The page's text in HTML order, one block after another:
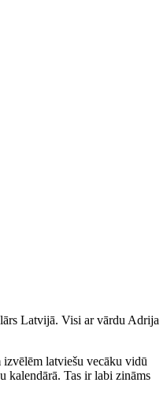
Latvijā. Visi ar vārdu Adrija
latviešu vecāku vidū
kalendārā. Tas ir labi zināms